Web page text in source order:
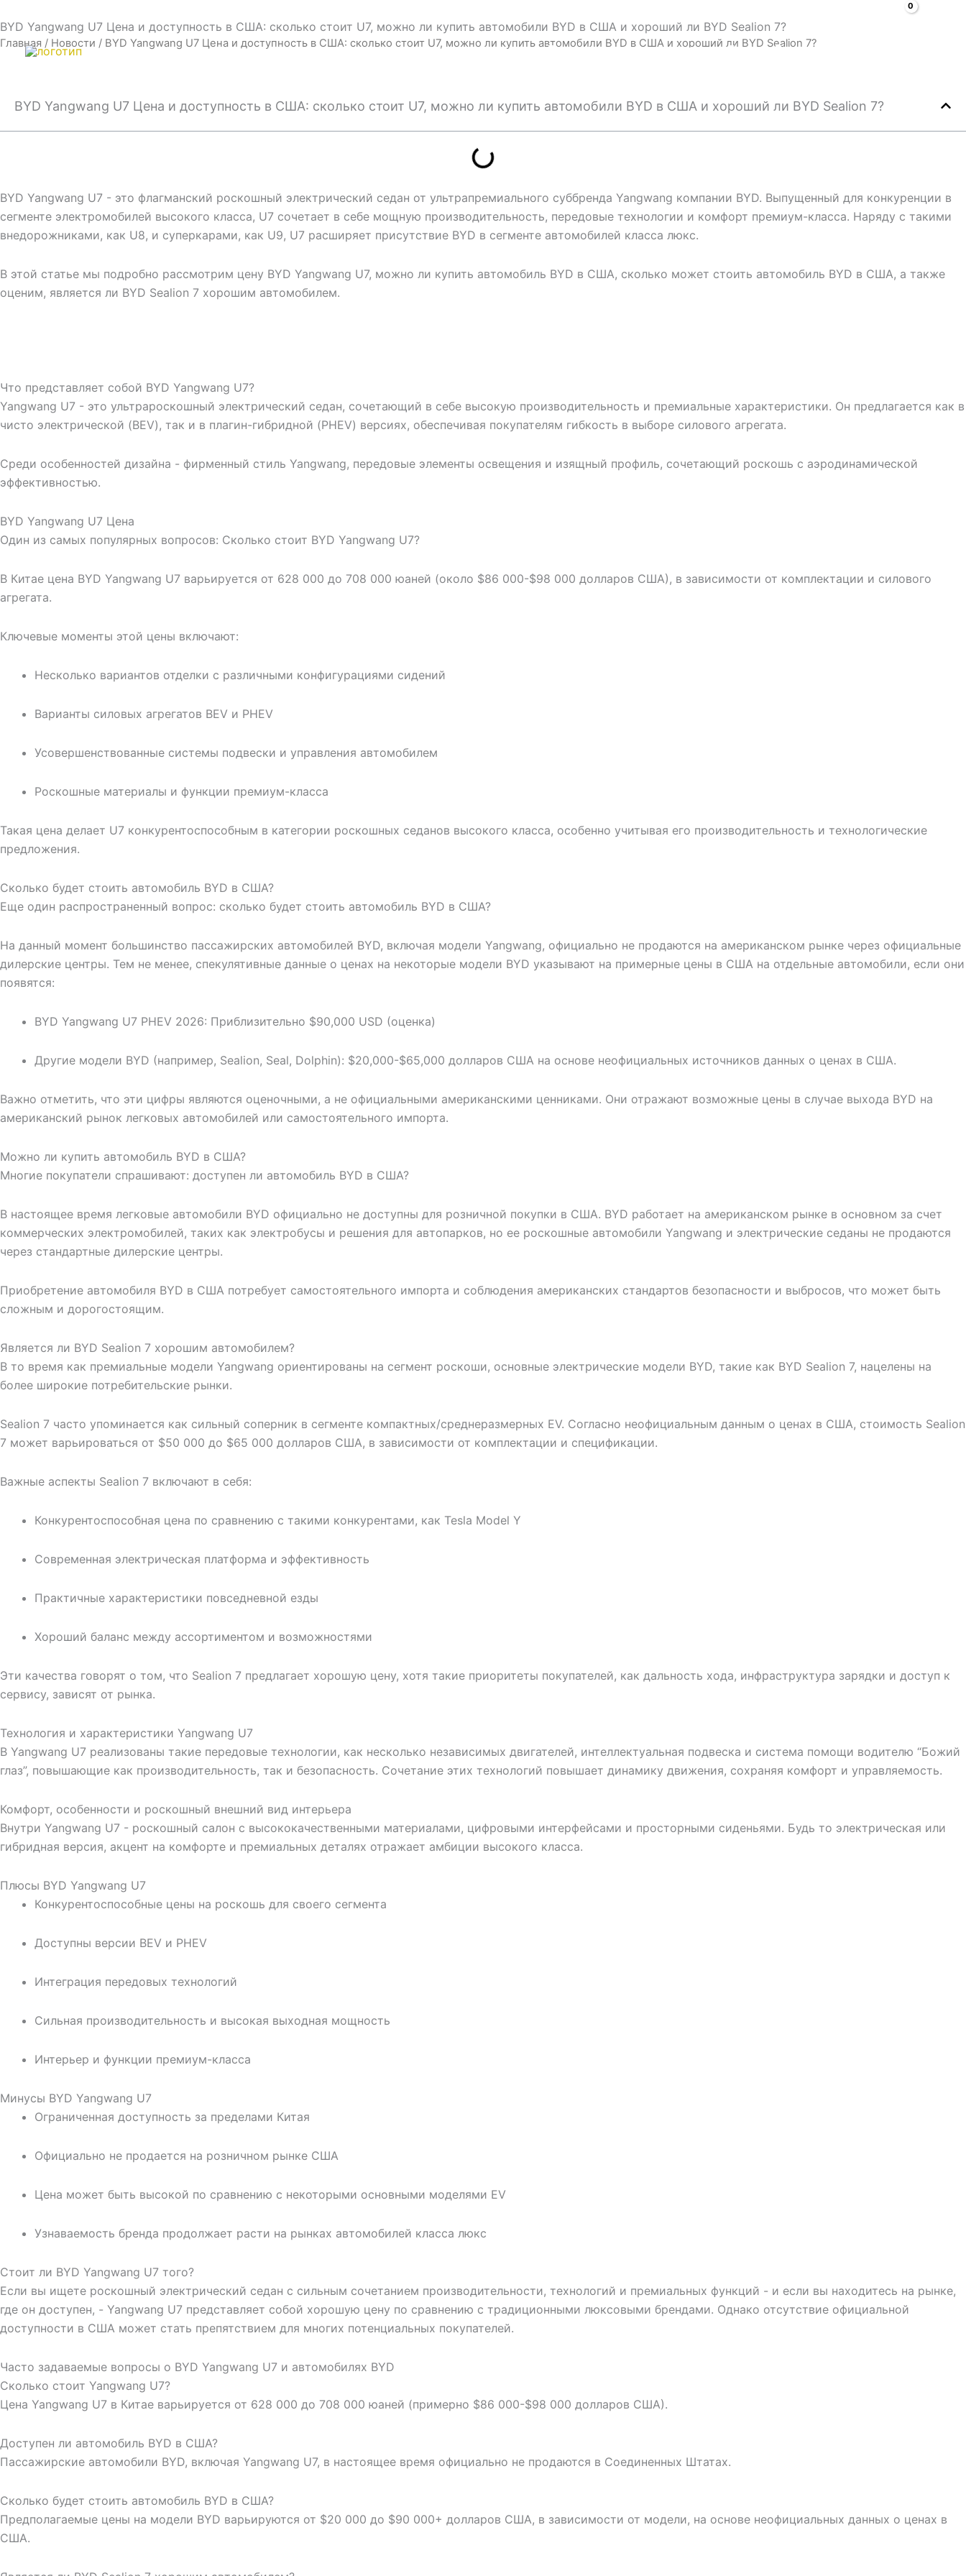
к
содержимому
Главная Автомобили Faq Блог
BYD Yangwang U7 Цена и доступность в США: сколько стоит U7, можно ли купить автомобили BYD в США и хороший ли BYD Sealion 7?
Главная / Новости / BYD Yangwang U7 Цена и доступность в США: сколько стоит U7, можно ли купить автомобили BYD в США и хороший ли BYD Sealion 7?
BYD Yangwang U7 Цена и доступность в США: сколько стоит U7, можно ли купить автомобили BYD в США и хороший ли BYD Sealion 7?
BYD Yangwang U7 - это флагманский роскошный электрический седан от ультрапремиального суббренда Yangwang компании BYD. Выпущенный для конкуренции в
сегменте электромобилей высокого класса, U7 сочетает в себе мощную производительность, передовые технологии и комфорт премиум-класса. Наряду с такими
внедорожниками, как U8, и суперкарами, как U9, U7 расширяет присутствие BYD в сегменте автомобилей класса люкс.
В этой статье мы подробно рассмотрим цену BYD Yangwang U7, можно ли купить автомобиль BYD в США, сколько может стоить автомобиль BYD в США, а также
оценим, является ли BYD Sealion 7 хорошим автомобилем.
Что представляет собой BYD Yangwang U7?
Yangwang U7 - это ультрароскошный электрический седан, сочетающий в себе высокую производительность и премиальные характеристики. Он предлагается как в
чисто электрической (BEV), так и в плагин-гибридной (PHEV) версиях, обеспечивая покупателям гибкость в выборе силового агрегата.
Среди особенностей дизайна - фирменный стиль Yangwang, передовые элементы освещения и изящный профиль, сочетающий роскошь с аэродинамической
эффективностью.
BYD Yangwang U7 Цена
Один из самых популярных вопросов: Сколько стоит BYD Yangwang U7?
В Китае цена BYD Yangwang U7 варьируется от 628 000 до 708 000 юаней (около $86 000-$98 000 долларов США), в зависимости от комплектации и силового
агрегата.
Ключевые моменты этой цены включают:
Несколько вариантов отделки с различными конфигурациями сидений
Варианты силовых агрегатов BEV и PHEV
Усовершенствованные системы подвески и управления автомобилем
Роскошные материалы и функции премиум-класса
Такая цена делает U7 конкурентоспособным в категории роскошных седанов высокого класса, особенно учитывая его производительность и технологические
предложения.
Сколько будет стоить автомобиль BYD в США?
Еще один распространенный вопрос: сколько будет стоить автомобиль BYD в США?
На данный момент большинство пассажирских автомобилей BYD, включая модели Yangwang, официально не продаются на американском рынке через официальные
дилерские центры. Тем не менее, спекулятивные данные о ценах на некоторые модели BYD указывают на примерные цены в США на отдельные автомобили, если они
появятся:
BYD Yangwang U7 PHEV 2026: Приблизительно $90,000 USD (оценка)
Другие модели BYD (например, Sealion, Seal, Dolphin): $20,000-$65,000 долларов США на основе неофициальных источников данных о ценах в США.
Важно отметить, что эти цифры являются оценочными, а не официальными американскими ценниками. Они отражают возможные цены в случае выхода BYD на
американский рынок легковых автомобилей или самостоятельного импорта.
Можно ли купить автомобиль BYD в США?
Многие покупатели спрашивают: доступен ли автомобиль BYD в США?
В настоящее время легковые автомобили BYD официально не доступны для розничной покупки в США. BYD работает на американском рынке в основном за счет
коммерческих электромобилей, таких как электробусы и решения для автопарков, но ее роскошные автомобили Yangwang и электрические седаны не продаются
через стандартные дилерские центры.
Приобретение автомобиля BYD в США потребует самостоятельного импорта и соблюдения американских стандартов безопасности и выбросов, что может быть
сложным и дорогостоящим.
Является ли BYD Sealion 7 хорошим автомобилем?
В то время как премиальные модели Yangwang ориентированы на сегмент роскоши, основные электрические модели BYD, такие как BYD Sealion 7, нацелены на
более широкие потребительские рынки.
Sealion 7 часто упоминается как сильный соперник в сегменте компактных/среднеразмерных EV. Согласно неофициальным данным о ценах в США, стоимость Sealion
7 может варьироваться от $50 000 до $65 000 долларов США, в зависимости от комплектации и спецификации.
Важные аспекты Sealion 7 включают в себя:
Конкурентоспособная цена по сравнению с такими конкурентами, как Tesla Model Y
Современная электрическая платформа и эффективность
Практичные характеристики повседневной езды
Хороший баланс между ассортиментом и возможностями
Эти качества говорят о том, что Sealion 7 предлагает хорошую цену, хотя такие приоритеты покупателей, как дальность хода, инфраструктура зарядки и доступ к
сервису, зависят от рынка.
Технология и характеристики Yangwang U7
В Yangwang U7 реализованы такие передовые технологии, как несколько независимых двигателей, интеллектуальная подвеска и система помощи водителю “Божий
глаз”, повышающие как производительность, так и безопасность. Сочетание этих технологий повышает динамику движения, сохраняя комфорт и управляемость.
Комфорт, особенности и роскошный внешний вид интерьера
Внутри Yangwang U7 - роскошный салон с высококачественными материалами, цифровыми интерфейсами и просторными сиденьями. Будь то электрическая или
гибридная версия, акцент на комфорте и премиальных деталях отражает амбиции высокого класса.
Плюсы BYD Yangwang U7
Конкурентоспособные цены на роскошь для своего сегмента
Доступны версии BEV и PHEV
Интеграция передовых технологий
Сильная производительность и высокая выходная мощность
Интерьер и функции премиум-класса
Минусы BYD Yangwang U7
Ограниченная доступность за пределами Китая
Официально не продается на розничном рынке США
Цена может быть высокой по сравнению с некоторыми основными моделями EV
Узнаваемость бренда продолжает расти на рынках автомобилей класса люкс
Стоит ли BYD Yangwang U7 того?
Если вы ищете роскошный электрический седан с сильным сочетанием производительности, технологий и премиальных функций - и если вы находитесь на рынке,
где он доступен, - Yangwang U7 представляет собой хорошую цену по сравнению с традиционными люксовыми брендами. Однако отсутствие официальной
доступности в США может стать препятствием для многих потенциальных покупателей.
Часто задаваемые вопросы о BYD Yangwang U7 и автомобилях BYD
Сколько стоит Yangwang U7?
Цена Yangwang U7 в Китае варьируется от 628 000 до 708 000 юаней (примерно $86 000-$98 000 долларов США).
Доступен ли автомобиль BYD в США?
Пассажирские автомобили BYD, включая Yangwang U7, в настоящее время официально не продаются в Соединенных Штатах.
Сколько будет стоить автомобиль BYD в США?
Предполагаемые цены на модели BYD варьируются от $20 000 до $90 000+ долларов США, в зависимости от модели, на основе неофициальных данных о ценах в
США.